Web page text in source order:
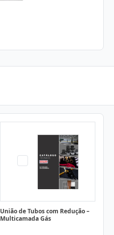
União de Tubos com Redução –
Multicamada Gás